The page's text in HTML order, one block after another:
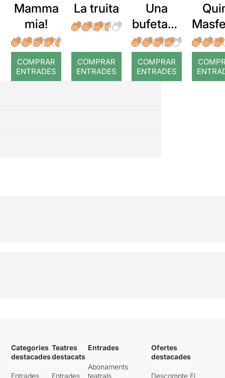
Mamma
mia!
COMPRAR
ENTRADES
La truita
COMPRAR
ENTRADES
Una
bufetada
a temps
COMPRAR
ENTRADES
r:
Categories
destacades
Entrades
Teatres
destacats
Entrades
Entrades
Abonaments
teatrals
Ofertes
destacades
Descompte El